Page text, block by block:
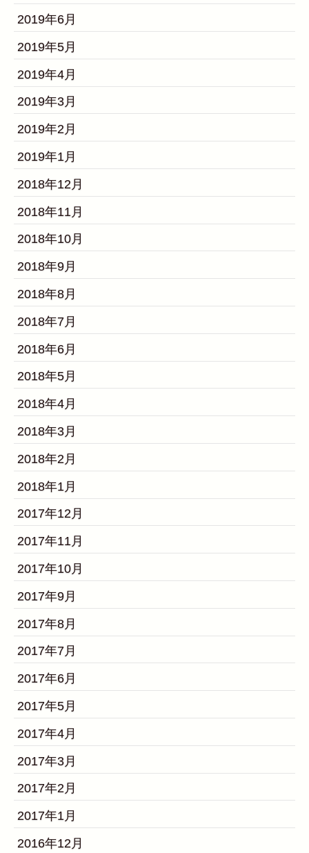
2019年6月
2019年5月
2019年4月
2019年3月
2019年2月
2019年1月
2018年12月
2018年11月
2018年10月
2018年9月
2018年8月
2018年7月
2018年6月
2018年5月
2018年4月
2018年3月
2018年2月
2018年1月
2017年12月
2017年11月
2017年10月
2017年9月
2017年8月
2017年7月
2017年6月
2017年5月
2017年4月
2017年3月
2017年2月
2017年1月
2016年12月